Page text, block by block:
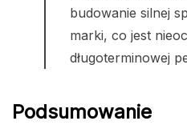
budowanie silnej
marki, co jest
długoterminowej
Podsumowanie